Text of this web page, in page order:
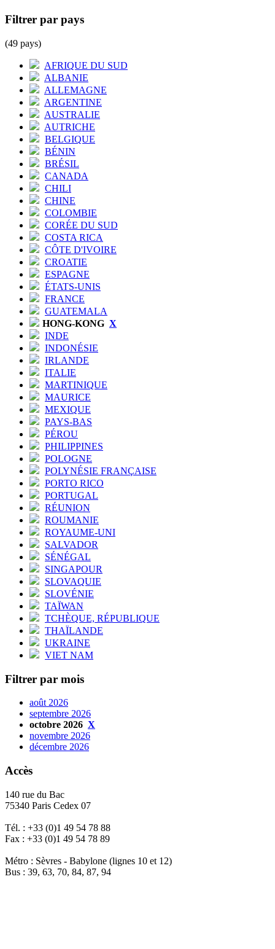
Filtrer par pays
(49 pays)
AFRIQUE DU SUD
ALBANIE
ALLEMAGNE
ARGENTINE
AUSTRALIE
AUTRICHE
BELGIQUE
BÉNIN
BRÉSIL
CANADA
CHILI
CHINE
COLOMBIE
CORÉE DU SUD
COSTA RICA
CÔTE D'IVOIRE
CROATIE
ESPAGNE
ÉTATS-UNIS
FRANCE
GUATEMALA
HONG-KONG X
INDE
INDONÉSIE
IRLANDE
ITALIE
MARTINIQUE
MAURICE
MEXIQUE
PAYS-BAS
PÉROU
PHILIPPINES
POLOGNE
POLYNÉSIE FRANÇAISE
PORTO RICO
PORTUGAL
RÉUNION
ROUMANIE
ROYAUME-UNI
SALVADOR
SÉNÉGAL
SINGAPOUR
SLOVAQUIE
SLOVÉNIE
TAÏWAN
TCHÈQUE, RÉPUBLIQUE
THAÏLANDE
UKRAINE
VIET NAM
Filtrer par mois
août 2026
septembre 2026
octobre 2026 X
novembre 2026
décembre 2026
Accès
140 rue du Bac
75340 Paris Cedex 07
Tél. : +33 (0)1 49 54 78 88
Fax : +33 (0)1 49 54 78 89
Métro : Sèvres - Babylone (lignes 10 et 12)
Bus : 39, 63, 70, 84, 87, 94